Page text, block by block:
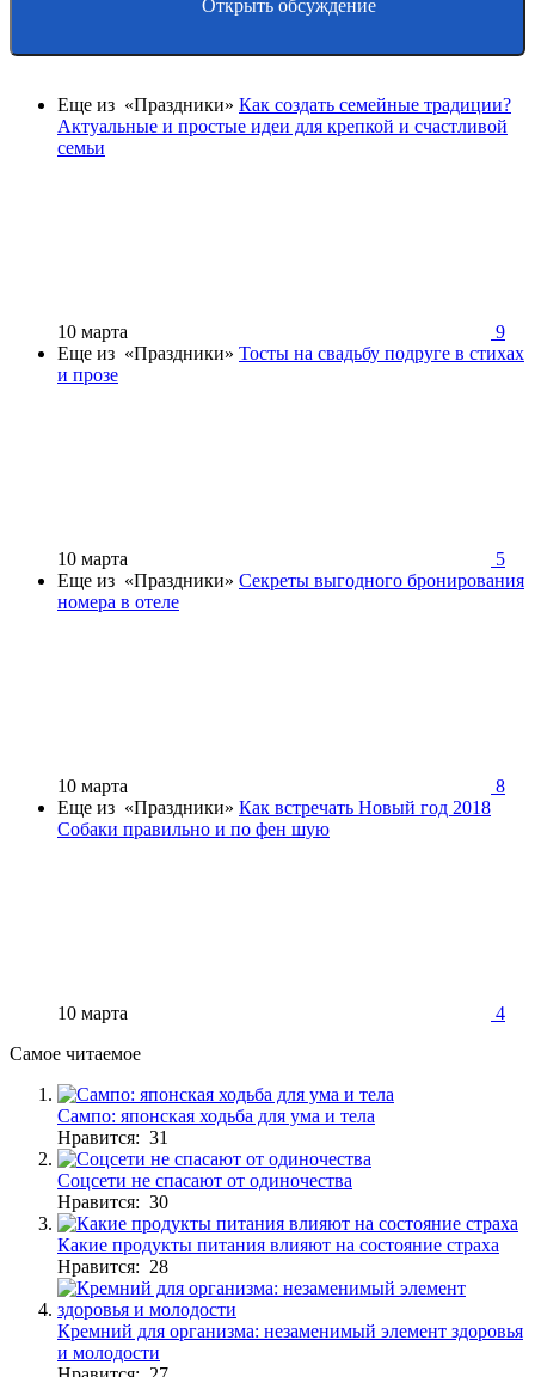
Открыть обсуждение
Еще из «Праздники» Как создать семейные традиции?
Актуальные и простые идеи для крепкой и счастливой
семьи
10 марта
9
Еще из «Праздники» Тосты на свадьбу подруге в стихах
и прозе
10 марта
5
Еще из «Праздники» Секреты выгодного бронирования
номера в отеле
10 марта
8
Еще из «Праздники» Как встречать Новый год 2018
Собаки правильно и по фен шую
10 марта
4
Самое читаемое
Сампо: японская ходьба для ума и тела
Нравится: 31
Соцсети не спасают от одиночества
Нравится: 30
Какие продукты питания влияют на состояние страха
Нравится: 28
Кремний для организма: незаменимый элемент здоровья
и молодости